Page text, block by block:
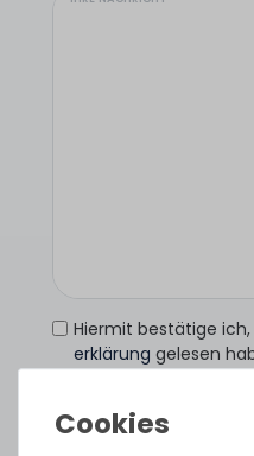
Hiermit bestätige ich,
erklärung gelesen